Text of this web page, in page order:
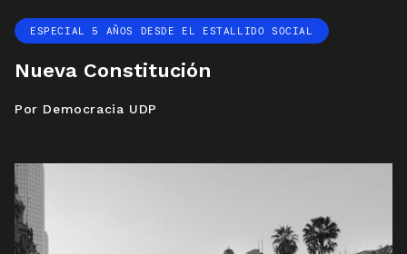
ESPECIAL 5 AÑOS DESDE EL ESTALLIDO SOCIAL
Nueva Constitución
Por Democracia UDP